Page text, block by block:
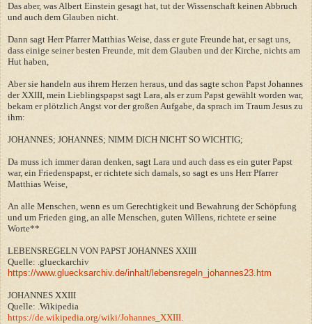
Das aber, was Albert Einstein gesagt hat, tut der Wissenschaft keinen Abbruch
und auch dem Glauben nicht.
Dann sagt Herr Pfarrer Matthias Weise, dass er gute Freunde hat, er sagt uns,
dass einige seiner besten Freunde, mit dem Glauben und der Kirche, nichts am
Hut haben,
Aber sie handeln aus ihrem Herzen heraus, und das sagte schon Papst Johannes
der XXIII, mein Lieblingspapst sagt Lara, als er zum Papst gewählt worden war,
bekam er plötzlich Angst vor der großen Aufgabe, da sprach im Traum Jesus zu
ihm:
JOHANNES; JOHANNES; NIMM DICH NICHT SO WICHTIG;
Da muss ich immer daran denken, sagt Lara und auch dass es ein guter Papst
war, ein Friedenspapst, er richtete sich damals, so sagt es uns Herr Pfarrer
Matthias Weise,
An alle Menschen, wenn es um Gerechtigkeit und Bewahrung der Schöpfung
und um Frieden ging, an alle Menschen, guten Willens, richtete er seine
Worte**
LEBENSREGELN VON PAPST JOHANNES XXIII
Quelle: .glueckarchiv
https://www.gluecksarchiv.de/inhalt/lebensregeln_johannes23.htm
JOHANNES XXIII
Quelle: .Wikipedia
https://de.wikipedia.org/wiki/Johannes_XXIII.